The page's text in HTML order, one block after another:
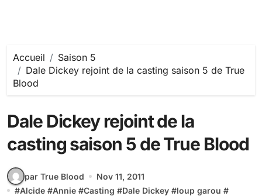
Accueil
Saison 5
Dale Dickey rejoint de la casting saison 5 de True
Blood
Dale Dickey rejoint de la
casting saison 5 de True Blood
par True Blood
Nov 11, 2011
#Alcide #Annie #Casting #Dale Dickey #loup garou #